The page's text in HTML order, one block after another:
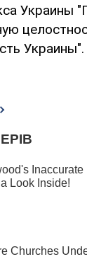
Украины
Украины".